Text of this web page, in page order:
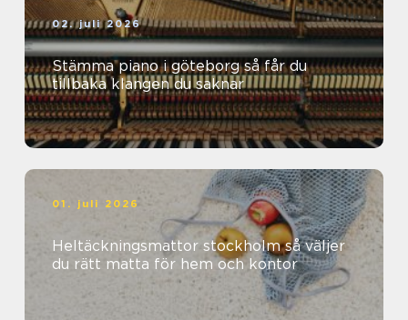
02. juli 2026
Stämma piano i göteborg så får du
tillbaka klangen du saknar
01. juli 2026
Heltäckningsmattor stockholm så väljer
du rätt matta för hem och kontor